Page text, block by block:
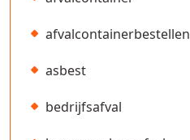
afvalcontainerbestellen
asbest
bedrijfsafval